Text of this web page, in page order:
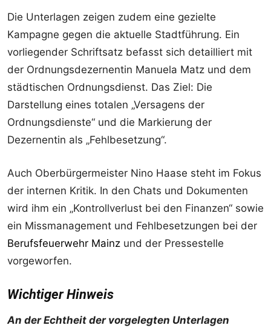
Die Unterlagen zeigen zudem eine gezielte
Kampagne gegen die aktuelle Stadtführung. Ein
vorliegender Schriftsatz befasst sich detailliert mit
der Ordnungsdezernentin Manuela Matz und dem
städtischen Ordnungsdienst. Das Ziel: Die
Darstellung eines totalen „Versagens der
Ordnungsdienste“ und die Markierung der
Dezernentin als „Fehlbesetzung“.
Auch Oberbürgermeister Nino Haase steht im Fokus
der internen Kritik. In den Chats und Dokumenten
wird ihm ein „Kontrollverlust bei den Finanzen“ sowie
ein Missmanagement und Fehlbesetzungen bei der
Berufsfeuerwehr Mainz und der Pressestelle
vorgeworfen.
Wichtiger Hinweis
An der Echtheit der vorgelegten Unterlagen